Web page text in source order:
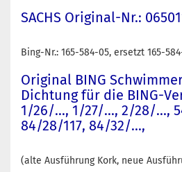
SACHS Original-Nr.:
Bing-Nr.: 165-584-05, ersetzt 165-
Original BING
Dichtung für die BING-
1/26/..., 1/27/..., 2/28/...,
84/28/117, 84/32/...,
(alte Ausführung Kork, neue